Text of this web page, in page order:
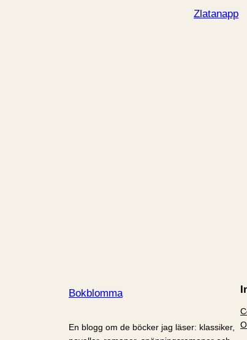
Zlatanapp
Bokblomma
En blogg om de böcker jag läser: klassiker,